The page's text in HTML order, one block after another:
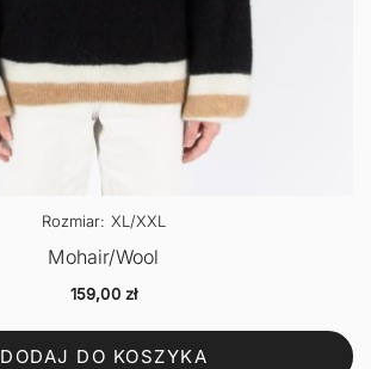
Rozmiar: XL/XXL
Mohair/Wool
159,00 zł
DODAJ DO KOSZYKA